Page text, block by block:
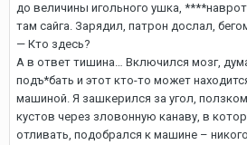
до величины игольного ушка,
там сайга. Зарядил, патрон дослал,
— Кто здесь?
А в ответ тишина… Включился мозг,
подъ*бать и этот кто-то может
машиной. Я зашкерился за угол,
кустов через зловонную канаву, в
отливать, подобрался к машине –